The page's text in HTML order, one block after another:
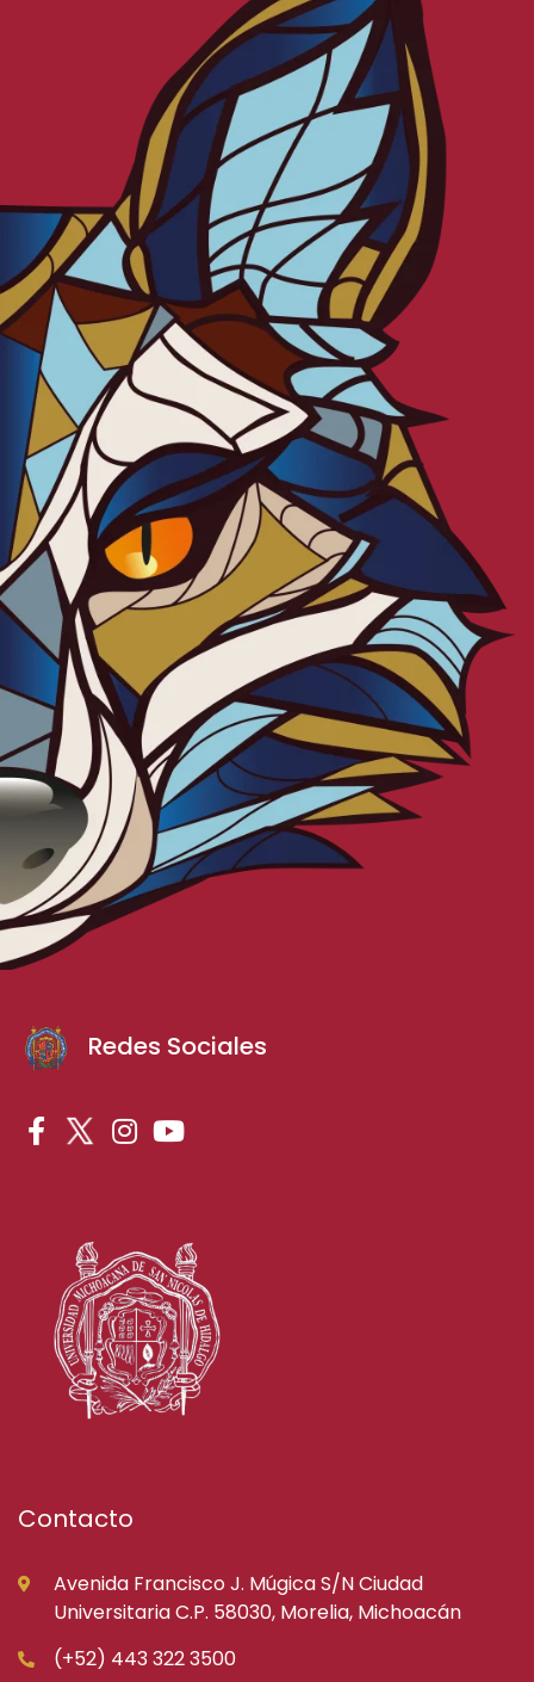
Redes Sociales
Contacto
Avenida Francisco J. Múgica S/N Ciudad
Universitaria C.P. 58030, Morelia, Michoacán
(+52) 443 322 3500